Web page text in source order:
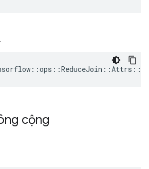
cộng